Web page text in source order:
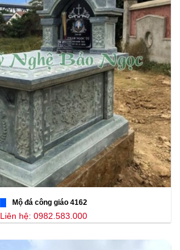
Mộ đá công giáo 4162
Liên hệ: 0982.583.000